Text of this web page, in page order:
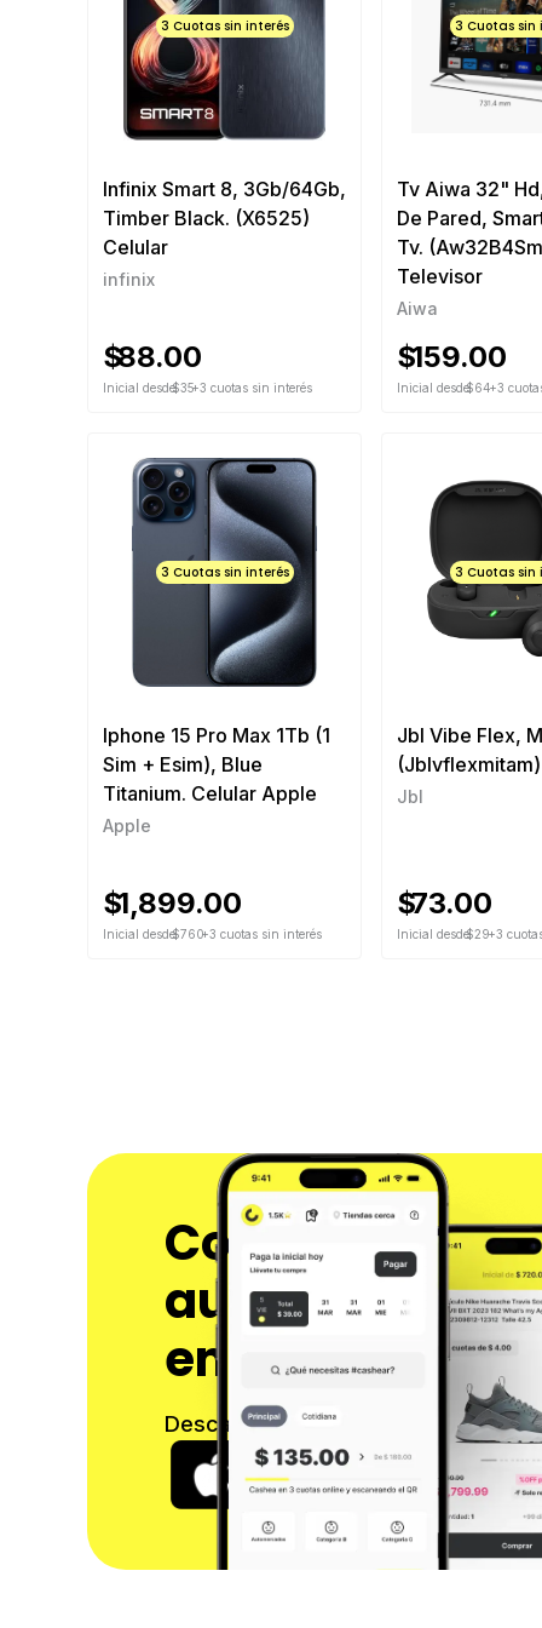
3 Cuotas sin interés
Infinix Smart 8, 3Gb/64Gb,
Timber Black. (X6525)
Celular
infinix
$88.00
Inicial desde$35+3 cuotas sin interés
3 Cuotas sin
Tv Aiwa 32"
De Pared,
Tv.
Televisor
Aiwa
$159.00
Inicial desde$64+3
3 Cuotas sin interés
Iphone 15 Pro Max 1Tb (1
Sim + Esim), Blue
Titanium. Celular Apple
Apple
$1,899.00
Inicial desde$760+3 cuotas sin interés
3 Cuotas sin
Jbl Vibe Flex,
Jbl
$73.00
Inicial desde$29+3
Compra ahora
audífonos y
en cuotas sin
Descarga nuestra app y comienza a